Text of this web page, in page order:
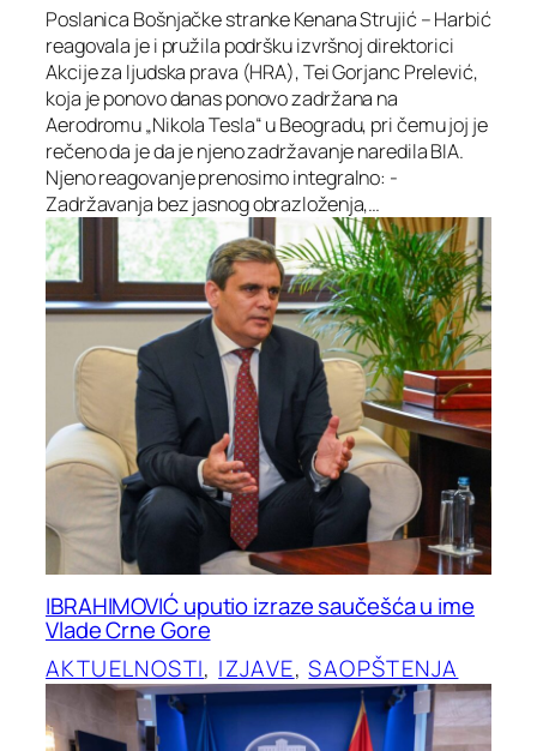
Poslanica Bošnjačke stranke Kenana Strujić – Harbić
reagovala je i pružila podršku izvršnoj direktorici
Akcije za ljudska prava (HRA), Tei Gorjanc Prelević,
koja je ponovo danas ponovo zadržana na
Aerodromu „Nikola Tesla“ u Beogradu, pri čemu joj je
rečeno da je da je njeno zadržavanje naredila BIA.
Njeno reagovanje prenosimo integralno: -
Zadržavanja bez jasnog obrazloženja,…
IBRAHIMOVIĆ uputio izraze saučešća u ime
Vlade Crne Gore
AKTUELNOSTI, IZJAVE, SAOPŠTENJA